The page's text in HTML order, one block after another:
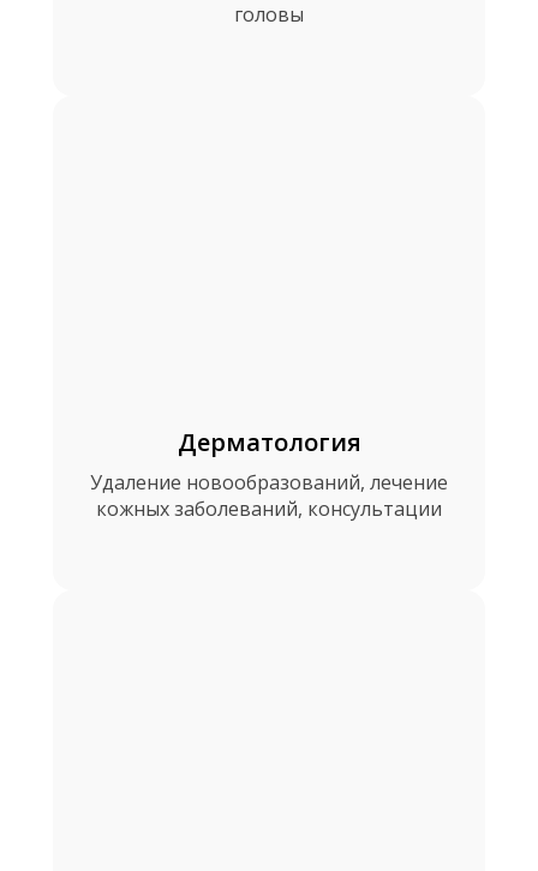
головы
Дерматология
Удаление новообразований, лечение
кожных заболеваний, консультации